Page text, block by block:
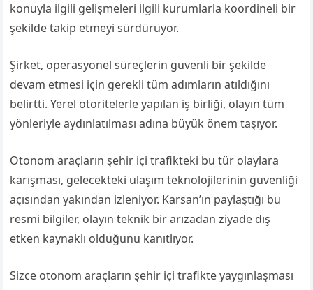
konuyla ilgili gelişmeleri ilgili kurumlarla koordineli bir
şekilde takip etmeyi sürdürüyor.
Şirket, operasyonel süreçlerin güvenli bir şekilde
devam etmesi için gerekli tüm adımların atıldığını
belirtti. Yerel otoritelerle yapılan iş birliği, olayın tüm
yönleriyle aydınlatılması adına büyük önem taşıyor.
Otonom araçların şehir içi trafikteki bu tür olaylara
karışması, gelecekteki ulaşım teknolojilerinin güvenliği
açısından yakından izleniyor. Karsan’ın paylaştığı bu
resmi bilgiler, olayın teknik bir arızadan ziyade dış
etken kaynaklı olduğunu kanıtlıyor.
Sizce otonom araçların şehir içi trafikte yaygınlaşması